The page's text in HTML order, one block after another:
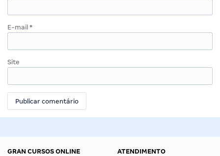
E-mail *
Site
GRAN CURSOS ONLINE
ATENDIMENTO